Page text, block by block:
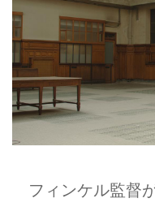
フィンケル監督